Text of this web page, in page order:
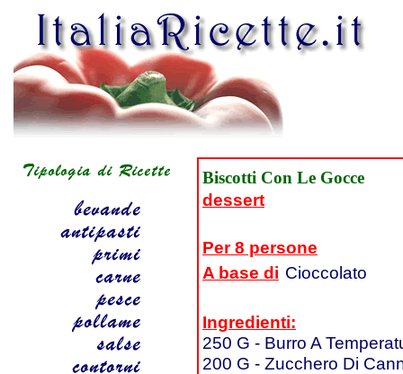
Biscotti Con Le Gocce
dessert
Per 8 persone
A base di Cioccolato
Ingredienti:
250 G - Burro A
200 G - Zucchero Di